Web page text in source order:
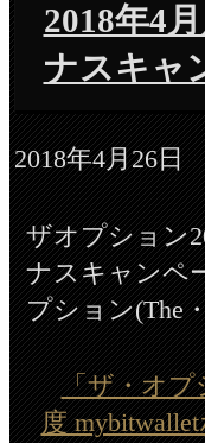
2018年4
ナスキャ
2018年4月26日
ザオプション
ナスキャンペ
プション(The
「ザ・オプ
度